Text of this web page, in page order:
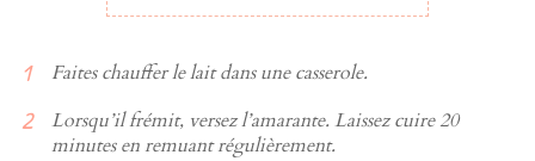
Faites chauffer le lait dans une casserole.
Lorsqu’il frémit, versez l’amarante. Laissez cuire 20
minutes en remuant régulièrement.